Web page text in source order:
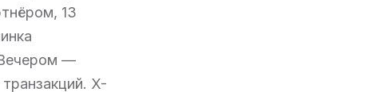
13
—
X-